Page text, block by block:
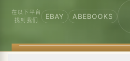
在以下平台
找到我们
EBAY ABEBOOKS